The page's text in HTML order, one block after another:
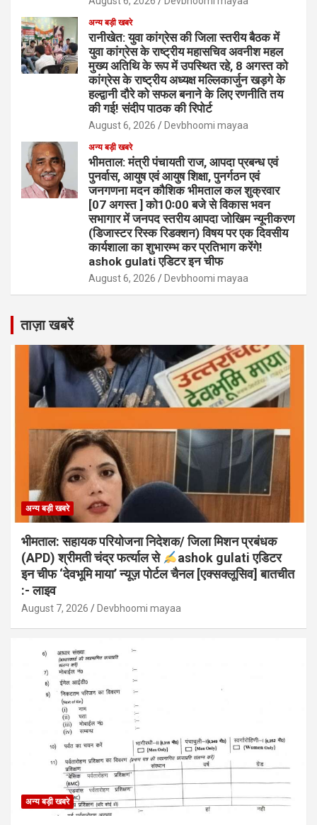
अन्य बड़ी खबरे
रानीखेत: युवा कांग्रेस की जिला स्तरीय बैठक में
युवा कांग्रेस के राष्ट्रीय महासचिव अवनीश महल
मुख्य अतिथि के रूप में उपस्थित रहे, 8 अगस्त को
कांग्रेस के राष्ट्रीय अध्यक्ष मल्लिकार्जुन खड़गे के
हल्द्वानी दौरे को सफल बनाने के लिए रणनीति तय
की गई! संदीप पाठक की रिपोर्ट
August 6, 2026 Devbhoomi mayaa
अन्य बड़ी खबरे
भीमताल: मंत्री पंचायती राज, आपदा प्रबन्ध एवं
पुनर्वास, आयुष एवं आयुष शिक्षा, पुनर्गठन एवं
जनगणना मदन कौशिक भीमताल कल शुक्रवार
[07 अगस्त ] को10ः00 बजे से विकास भवन
सभागार में जनपद स्तरीय आपदा जोखिम न्यूनीकरण
(डिजास्टर रिस्क रिडक्शन) विषय पर एक दिवसीय
कार्यशाला का शुभारम्भ कर प्रतिभाग करेंगे!
ashok gulati एडिटर इन चीफ
August 6, 2026 Devbhoomi mayaa
ताज़ा खबरें
अन्य बड़ी खबरे
भीमताल: सहायक परियोजना निदेशक/ जिला मिशन प्रबंधक
(APD) श्रीमती चंद्र फर्त्याल से
ashok gulati एडिटर
इन चीफ ‘देवभूमि माया’ न्यूज़ पोर्टल चैनल [एक्सक्लूसिव] बातचीत
:- लाइव
August 7, 2026 Devbhoomi mayaa
अन्य बड़ी खबरे